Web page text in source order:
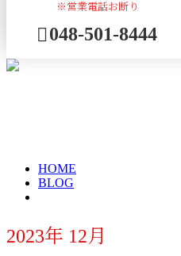
※営業電話お断り
048-501-8444
HOME
BLOG
2023年 12月